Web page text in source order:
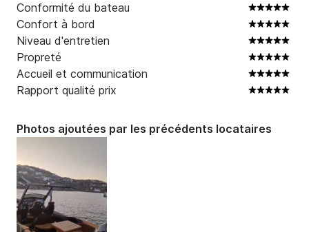
✅ Inclus : pour les courtes distances – glacière avec
eau et boissons fraîches, équipement de sécurité,
musique Bluetooth.
🚫 Non inclus : carburant.
✔️ Bateaux neufs et parfaitement entretenus
✔️ Skippers expérimentés
✔️ Service personnalisé
Conformité du bateau
Confort à bord
Niveau d'entretien
Propreté
Accueil et communication
Rapport qualité prix
Photos ajoutées par les précédents locataires